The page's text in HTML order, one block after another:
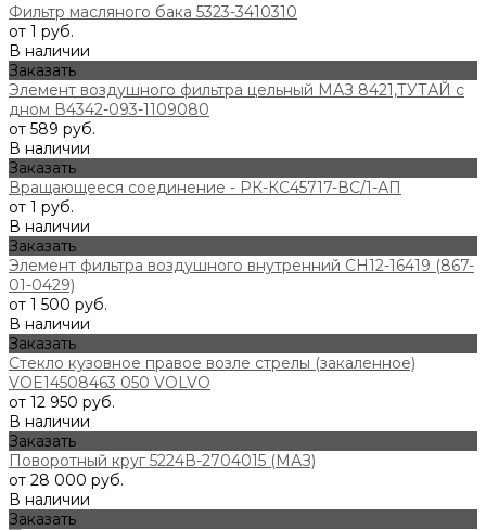
Фильтр масляного бака 5323-3410310
от 1 руб.
В наличии
Заказать
Элемент воздушного фильтра цельный МАЗ 8421,ТУТАЙ с
дном В4342-093-1109080
от 589 руб.
В наличии
Заказать
Вращающееся соединение - РК-КС45717-ВС/1-АП
от 1 руб.
В наличии
Заказать
Элемент фильтра воздушного внутренний СН12-16419 (867-
01-0429)
от 1 500 руб.
В наличии
Заказать
Стекло кузовное правое возле стрелы (закаленное)
VOE14508463 050 VOLVO
от 12 950 руб.
В наличии
Заказать
Поворотный круг 5224В-2704015 (МАЗ)
от 28 000 руб.
В наличии
Заказать